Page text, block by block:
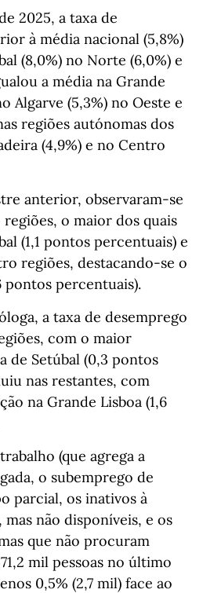
2025, a taxa de
à média nacional (5,8%)
(8,0%) no Norte (6,0%) e
a média na Grande
Algarve (5,3%) no Oeste e
regiões autónomas dos
(4,9%) e no Centro
anterior, observaram-se
o maior dos quais
(1,1 pontos percentuais) e
regiões, destacando-se o
percentuais).
a taxa de desemprego
com o maior
de Setúbal (0,3 pontos
nas restantes, com
na Grande Lisboa (1,6
(que agrega a
o subemprego de
parcial, os inativos à
não disponíveis, e os
que não procuram
mil pessoas no último
0,5% (2,7 mil) face ao